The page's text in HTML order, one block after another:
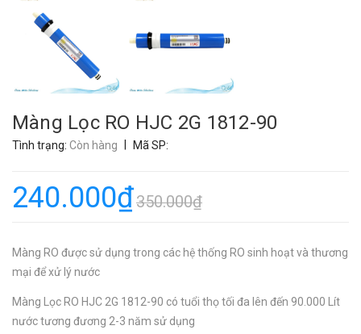
Màng Lọc RO HJC 2G 1812-90
Tình trạng: Còn hàng Mã SP:
240.000₫350.000₫
Màng RO được sử dụng trong các hệ thống RO sinh hoạt và thương
mại để xử lý nước
Màng Lọc RO HJC 2G 1812-90 có tuổi thọ tối đa lên đến 90.000 Lít
nước tương đương 2-3 năm sử dụng